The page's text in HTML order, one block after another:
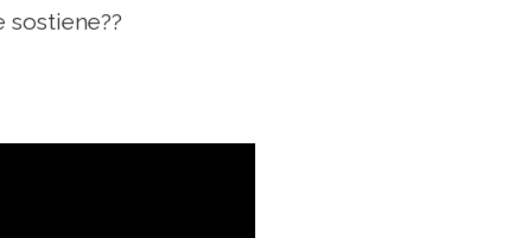
sostiene??